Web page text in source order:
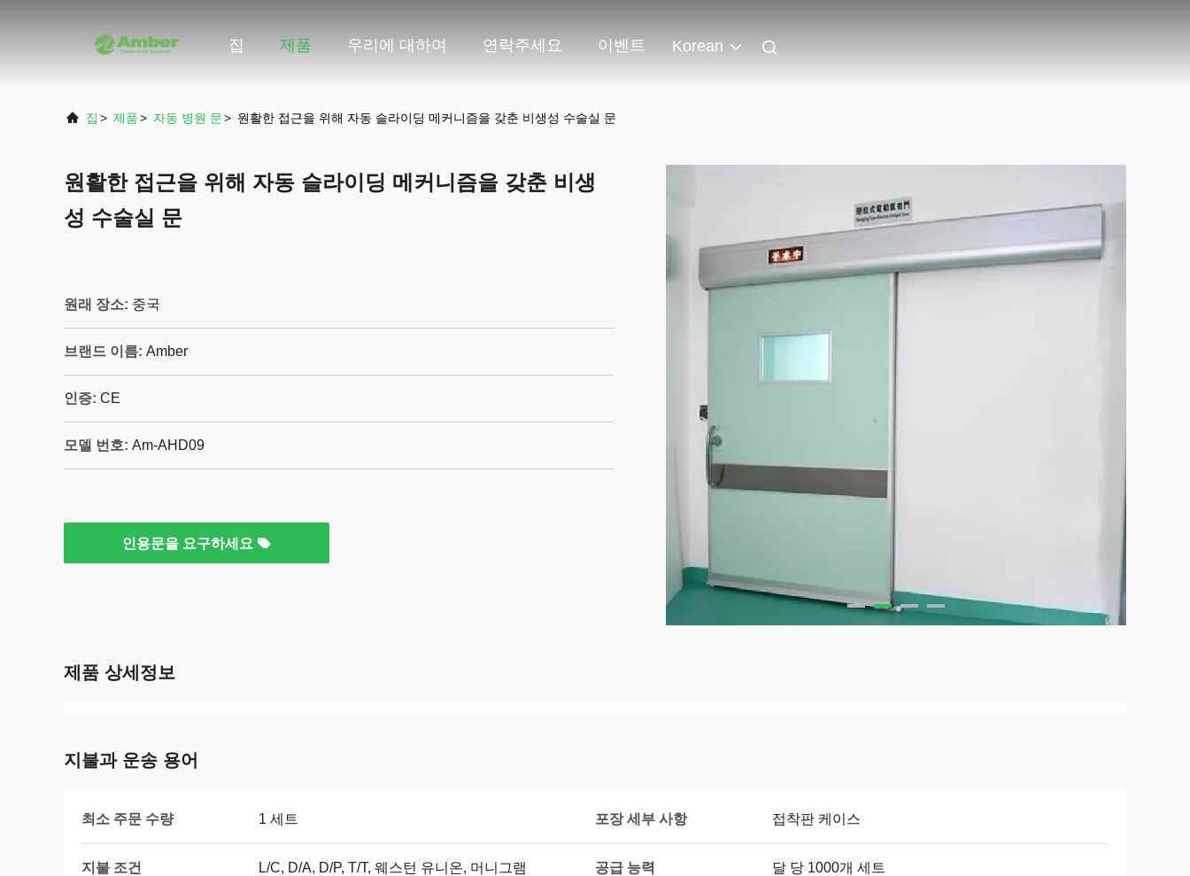
집 제품 우리에 대하여 연락주세요 이벤트 Korean
집 > 제품> 자동 병원 문> 원활한 접근을 위해 자동 슬라이딩 메커니즘을 갖춘 비생성 수술실 문
원활한 접근을 위해 자동 슬라이딩 메커니즘을 갖춘 비생
성 수술실 문
원래 장소: 중국
브랜드 이름: Amber
인증: CE
모델 번호: Am-AHD09
인용문을 요구하세요
제품 상세정보
지불과 운송 용어
최소 주문 수량 1 세트 포장 세부 사항 접착판 케이스
지불 조건 L/C, D/A, D/P, T/T, 웨스턴 유니온, 머니그램 공급 능력 달 당 1000개 세트